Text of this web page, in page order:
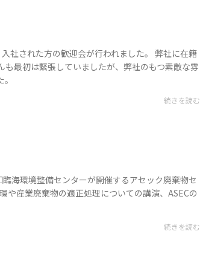
社された方の歓迎会が行われました。 弊社に在籍
最初は緊張していましたが、弊社のもつ素敵な雰
続きを読む
海環境整備センターが開催するアセック廃棄物セ
や産業廃棄物の適正処理についての講演、ASECの
続きを読む